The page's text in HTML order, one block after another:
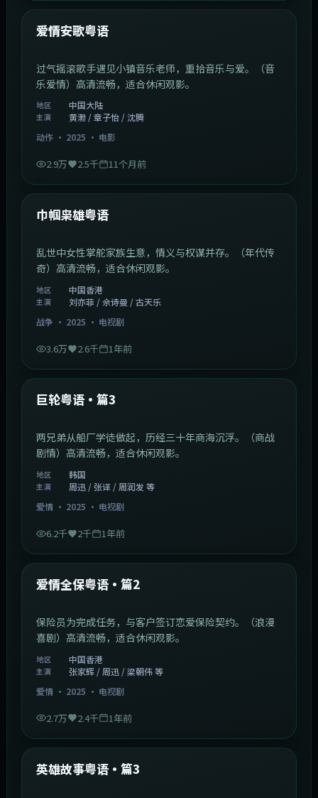
最新
爱情安歌粤语
过气摇滚歌手遇见小镇音乐老师，重拾音乐与爱。（音
乐爱情）高清流畅，适合休闲观影。
地区 中国大陆
主演
黄渤 / 章子怡 / 沈腾
动作· 2025 · 电影
2.9万 2.5千 11个月前
最新
巾帼枭雄粤语
乱世中女性掌舵家族生意，情义与权谋并存。（年代传
奇）高清流畅，适合休闲观影。
地区 中国香港
主演
刘亦菲 / 佘诗曼 / 古天乐
战争 · 2025 · 电视剧
3.6万 2.6千 1年前
最新
巨轮粤语·篇3
两兄弟从船厂学徒做起，历经三十年商海沉浮。（商战
剧情）高清流畅，适合休闲观影。
地区 韩国
主演
周迅 / 张译 / 周润发 等
爱情· 2025 · 电视剧
6.2千 2千 1年前
最新
爱情全保粤语·篇2
保险员为完成任务，与客户签订恋爱保险契约。（浪漫
喜剧）高清流畅，适合休闲观影。
地区 中国香港
主演
张家辉 / 周迅 / 梁朝伟 等
爱情· 2025 · 电视剧
2.7万 2.4千 1年前
最新
英雄故事粤语·篇3